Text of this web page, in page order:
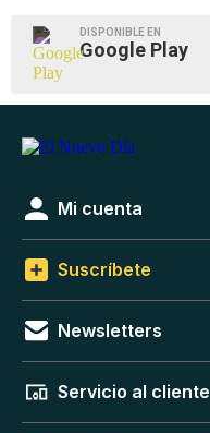
DISPONIBLE EN
Google Play
Mi cuenta
Suscríbete
Newsletters
Servicio al cliente